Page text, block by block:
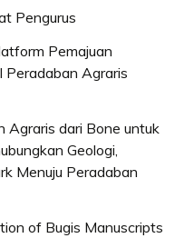
Pengurus
Pemajuan
Peradaban Agraris
Agraris dari Bone untuk
Geologi,
Menuju Peradaban
of Bugis Manuscripts